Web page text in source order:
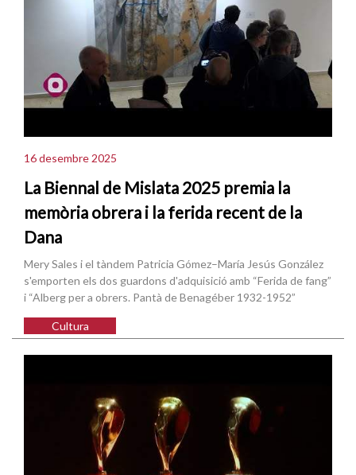
16 desembre 2025
La Biennal de Mislata 2025 premia la
memòria obrera i la ferida recent de la
Dana
Mery Sales i el tàndem Patricia Gómez–María Jesús González
s'emporten els dos guardons d'adquisició amb “Ferida de fang”
i “Alberg per a obrers. Pantà de Benagéber 1932-1952”
Cultura